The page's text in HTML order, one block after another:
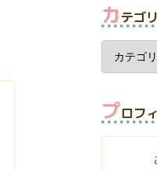
カテゴ
プロフ